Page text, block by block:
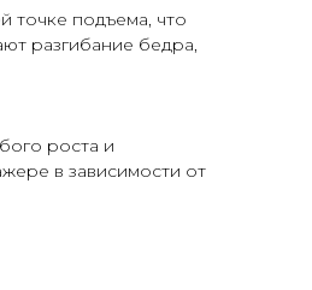
точке подъема, что
разгибание бедра,
роста и
в зависимости от